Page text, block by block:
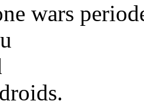
wars